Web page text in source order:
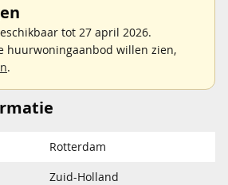
tot 27 april 2026.
huurwoningaanbod willen zien,
.
Rotterdam
Zuid-Holland